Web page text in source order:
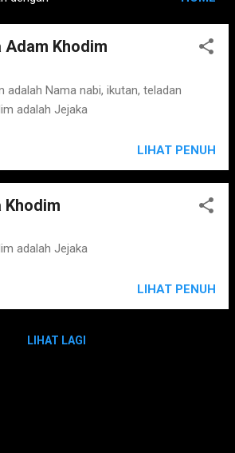
Adam Khodim
adalah Nama nabi, ikutan, teladan
adalah Jejaka
LIHAT PENUH
Khodim
adalah Jejaka
LIHAT PENUH
LIHAT LAGI